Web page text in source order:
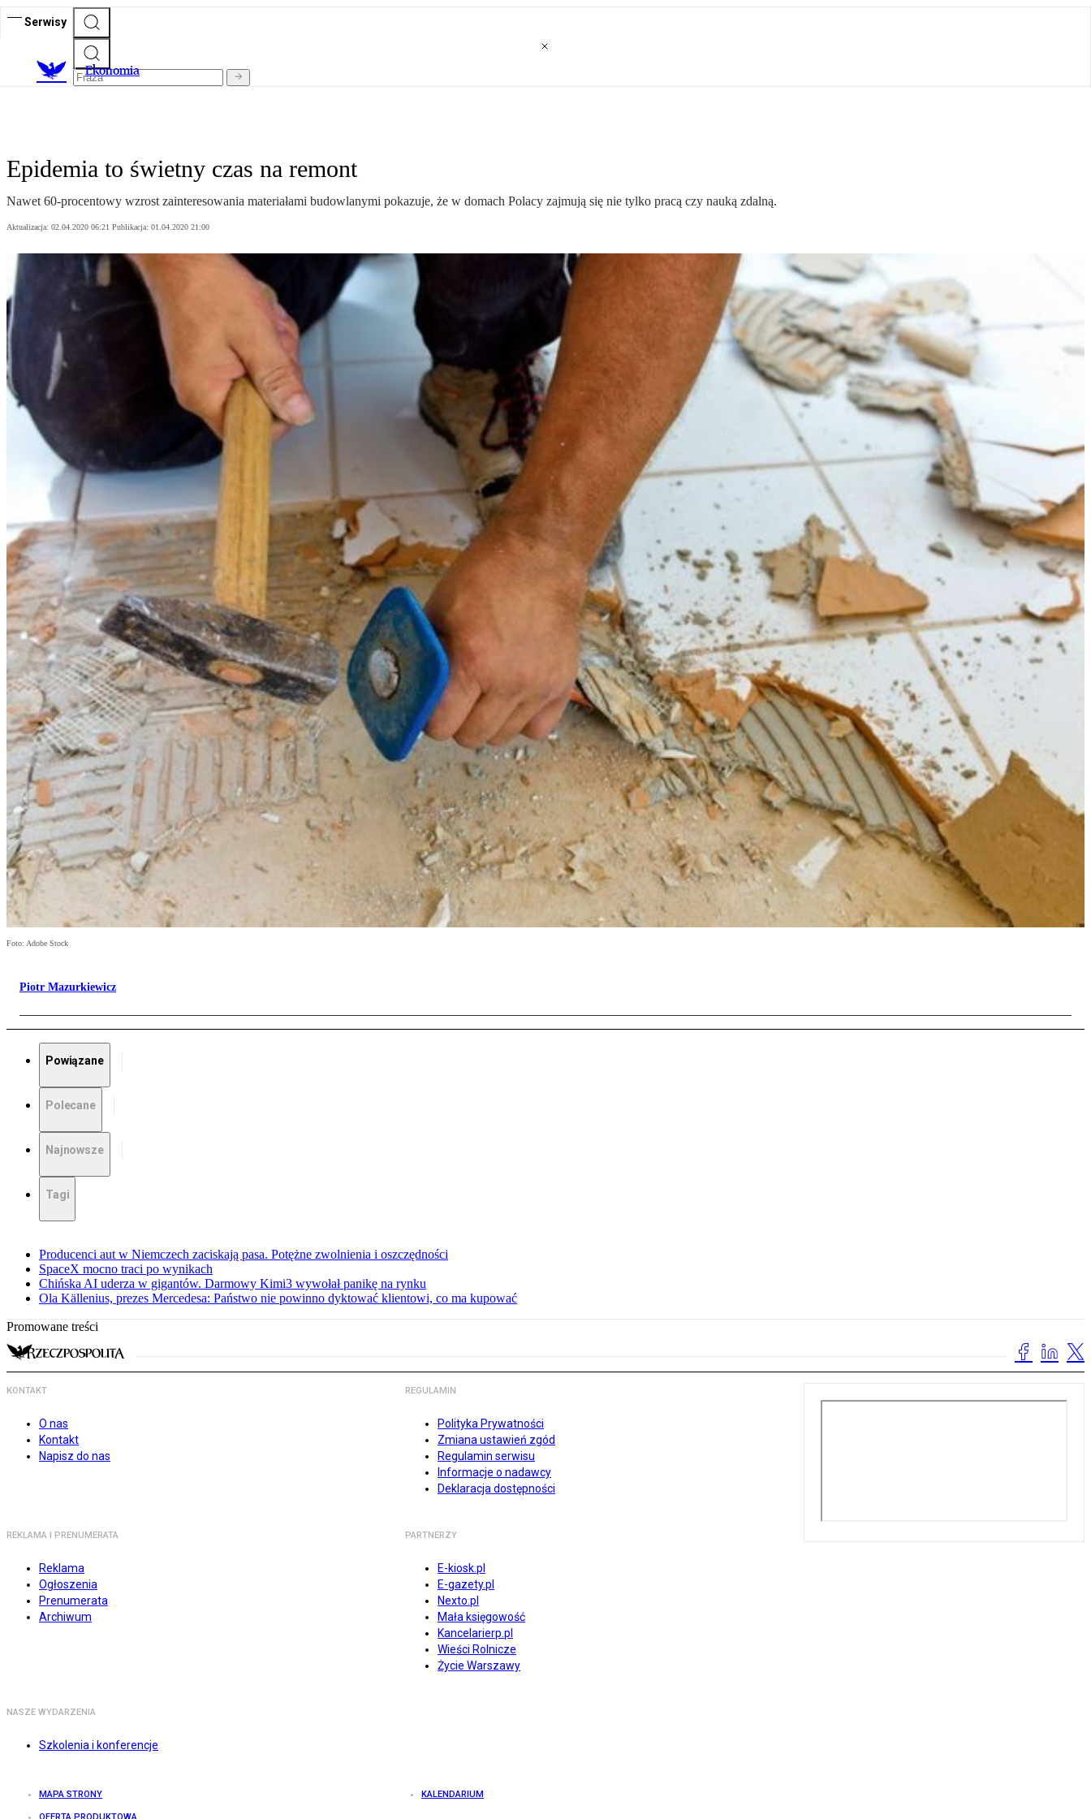
Serwisy
Ekonomia
Epidemia to świetny czas na remont
Nawet 60-procentowy wzrost zainteresowania materiałami budowlanymi pokazuje, że w domach Polacy zajmują się nie tylko pracą czy nauką zdalną.
Aktualizacja: 02.04.2020 06:21 Publikacja: 01.04.2020 21:00
Foto: Adobe Stock
Piotr Mazurkiewicz
Powiązane
Polecane
Najnowsze
Tagi
Producenci aut w Niemczech zaciskają pasa. Potężne zwolnienia i oszczędności
SpaceX mocno traci po wynikach
Chińska AI uderza w gigantów. Darmowy Kimi3 wywołał panikę na rynku
Ola Källenius, prezes Mercedesa: Państwo nie powinno dyktować klientowi, co ma kupować
Promowane treści
KONTAKT
O nas
Kontakt
Napisz do nas
REGULAMIN
Polityka Prywatności
Zmiana ustawień zgód
Regulamin serwisu
Informacje o nadawcy
Deklaracja dostępności
REKLAMA I PRENUMERATA
Reklama
Ogłoszenia
Prenumerata
Archiwum
PARTNERZY
E-kiosk.pl
E-gazety.pl
Nexto.pl
Mała księgowość
Kancelarierp.pl
Wieści Rolnicze
Życie Warszawy
NASZE WYDARZENIA
Szkolenia i konferencje
MAPA STRONY KALENDARIUM